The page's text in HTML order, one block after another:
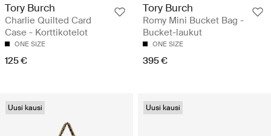
Tory Burch
Charlie Quilted Card
Case - Korttikotelot
ONE SIZE
125 €
Tory Burch
Romy Mini Bucket Bag -
Bucket-laukut
ONE SIZE
395 €
Uusi kausi Uusi kausi